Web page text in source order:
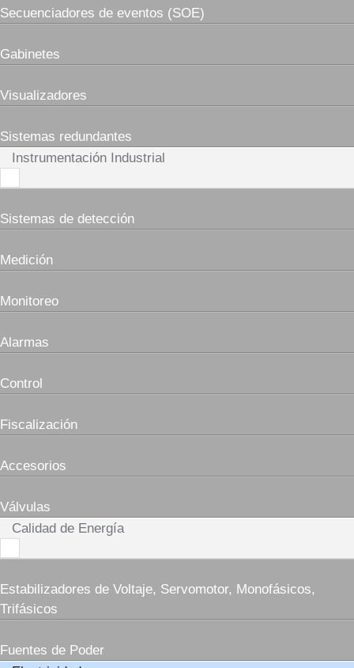
Secuenciadores de eventos (SOE)
Gabinetes
Visualizadores
Sistemas redundantes
Instrumentación Industrial
Sistemas de detección
Medición
Monitoreo
Alarmas
Control
Fiscalización
Accesorios
Válvulas
Calidad de Energía
Estabilizadores de Voltaje, Servomotor, Monofásicos,
Trifásicos
Fuentes de Poder